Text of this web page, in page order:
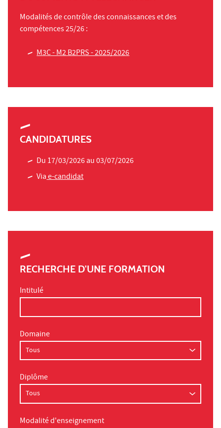
Modalités de contrôle des connaissances et des
compétences 25/26 :
M3C - M2 B2PRS - 2025/2026
CANDIDATURES
Du 17/03/2026 au 03/07/2026
Viae-candidat
RECHERCHE D'UNE FORMATION
Intitulé
Domaine
Diplôme
Modalité d'enseignement